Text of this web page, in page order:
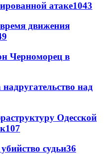
атаке1043
движения
Черноморец в
надругательство над
Одесской
107
судьи36